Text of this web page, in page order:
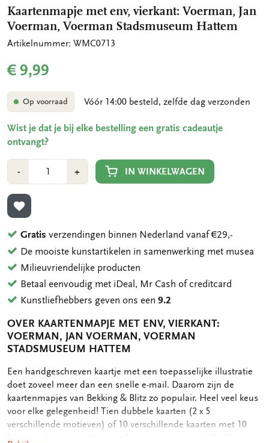
Kaartenmapje met env, vierkant: Voerman, Jan
Voerman, Voerman Stadsmuseum Hattem
Artikelnummer: WMC0713
€ 9,99
Op voorraad Vóór 14:00 besteld, zelfde dag verzonden
Wist je dat je bij elke bestelling een gratis cadeautje
ontvangt?
-Min
1
+Plus
1
IN WINKELWAGEN
TOEVOEGEN AAN VERLANGLIJST
Gratis verzendingen binnen Nederland vanaf €29,-
De mooiste kunstartikelen in samenwerking met musea
Milieuvriendelijke producten
Betaal eenvoudig met iDeal, Mr Cash of creditcard
Kunstliefhebbers geven ons een9.2
OVER KAARTENMAPJE MET ENV, VIERKANT:
VOERMAN, JAN VOERMAN, VOERMAN
STADSMUSEUM HATTEM
OMSCHRIJVING
Een handgeschreven kaartje met een toepasselijke illustratie
doet zoveel meer dan een snelle e-mail. Daarom zijn de
kaartenmapjes van Bekking & Blitz zo populair. Heel veel keus
voor elke gelegenheid! Tien dubbele kaarten (2 x 5
verschillende motieven) of 10 verschillende kaarten met 10